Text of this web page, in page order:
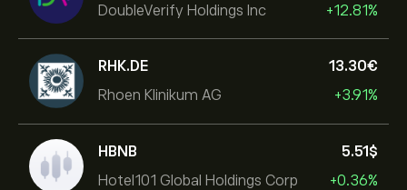
DoubleVerify Holdings Inc
+12.81%
RHK.DE
Rhoen Klinikum AG
13.30‎€‎
+3.91%
HBNB
Hotel101 Global Holdings Corp
5.51‎$‎
+0.36%